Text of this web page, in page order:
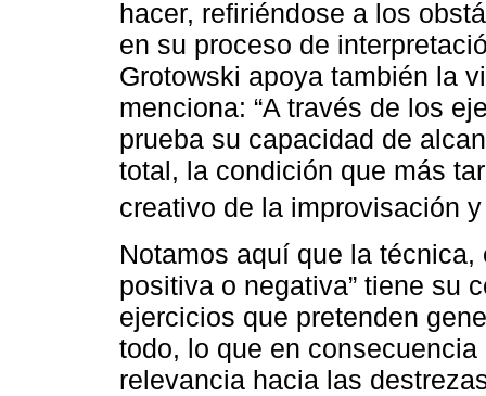
hacer, refiriéndose a los
en su proceso de
Grotowski apoya también la
menciona: “A través de los
prueba su capacidad de
total, la condición que más
creativo de la improvisación
Notamos aquí que la
positiva o negativa” tiene su
ejercicios que pretenden
todo, lo que en
relevancia hacia las